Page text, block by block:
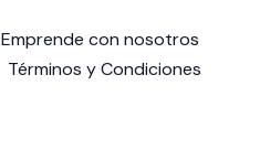
Emprende con nosotros
Términos y Condiciones